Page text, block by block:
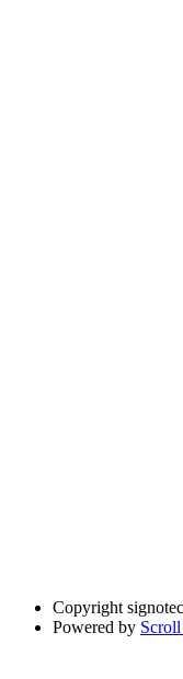
Copyright
Powered by